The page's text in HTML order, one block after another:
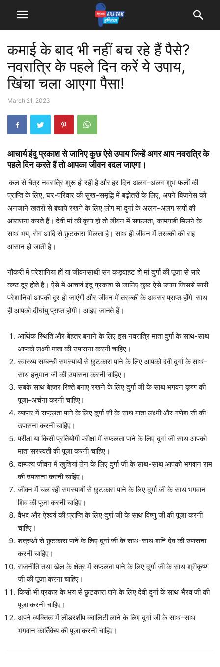
कमाई के बाद भी नहीं बच रहे हैं पैसे?
नवरात्रि के पहले दिन करें ये उपाय,
खिंचा चला आएगा पैसा!
March 21, 2023
आचार्य इंदु प्रकाश से जानिए कुछ ऐसे उपाय जिन्हें अगर आप नवरात्रि के
पहले दिन करते हैं तो आपका जीवन बदल जाएगा।
कल से चैत्र नवरात्रि शुरू हो रही है और हर दिन अलग-अलग शुभ फलों की
प्राप्ति के लिए, घर-परिवार की सुख-समृद्धि में बढ़ोतरी के लिए, अपने बिजनेस को
अनजाने खतरों से बचाये रखने के लिए लोग मां दुर्गा के अलग-अलग रूपों की
आराधना करते हैं। देवी मां की कृपा हो तो जीवन में सफलता, कामयाबी मिलने के
साथ भय, रोग आदि से छुटकारा मिलता है। साथ ही जीवन में तरक्की की राह
आसान हो जाती है।
नौकरी में परेशानियां हों या जीवनसाथी संग कड़वाहट हो मां दुर्गा की पूजा से सारे
कष्ठ दूर होते हैं। ऐसे में आचार्य इंदु प्रकाश से जानिए कुछ ऐसे उपाय जिससे सारी
परेशानियां आपकी दूर हो जाएंगी और जीवन में तरक्की के अवसर प्राप्त होंगे, साथ
ही आपको दीर्घायु प्राप्त होगी। आइए जानते हैं।
आर्थिक स्थिति और बेहतर बनाने के लिए इस नवरात्रि माता दुर्गा के साथ-साथ
आपको लक्ष्मी माता की उपासना करनी चाहिए।
स्वास्थ्य सम्बन्धी समस्यायों से छुटकारा पाने के लिए आपको देवी दुर्गा के साथ-
साथ हनुमान जी की उपासना करनी चाहिए।
सबके साथ बेहतर रिश्ते बनाए रखने के लिए दुर्गा जी के साथ भगवन कृष्ण की
पूजा-अर्चना करनी चाहिए।
व्यापार में सफलता पाने के लिए दुर्गा जी के साथ माता लक्ष्मी और गणेश जी की
उपासना करनी चाहिए।
परीक्षा या किसी प्रतियोगी परीक्षा में सफलता पाने के लिए दुर्गा जी साथ आपको
माता सरस्वती की पूजा करनी चाहिए।
दाम्पत्य जीवन में खुशियां लेन के लिए दुर्गा जी के साथ-साथ आपको भगवान राम
की उपासना करनी चाहिए।
जीवन में चल रही समस्यायों से छुटकारा पाने के लिए दुर्गा जी के साथ भगवान
शिव की पूजा करनी चाहिए।
वैभव और ऐश्वर्य की प्राप्ति के लिए दुर्गा जी के साथ विष्णु जी की पूजा करनी
चाहिए।
शत्रुओं से छुटकारा पाने के लिए दुर्गा जी के साथ-साथ शनि देव की उपासना
करनी चाहिए।
राजनीति तथा खेल के क्षेत्र में सफलता पाने के लिए दुर्गा जी के साथ श्रीकृष्ण
जी की पूजा करना चाहिए।
किसी भी प्रकार के भय से छुटकारा पाने के लिए देवी दुर्गा के साथ भैरव जी की
पूजा करनी चाहिए।
अपने व्यक्तित्व में लीडरशीप क्वालिटी लाने के लिए दुर्गा जी के साथ-साथ
भगवान कार्तिकेय की पूजा करनी चाहिए।